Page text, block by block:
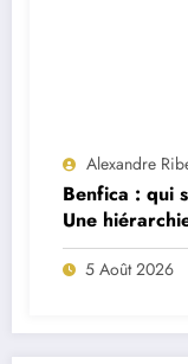
Alexandre
Benfica : qui
Une
deux départs
5 Août 2026